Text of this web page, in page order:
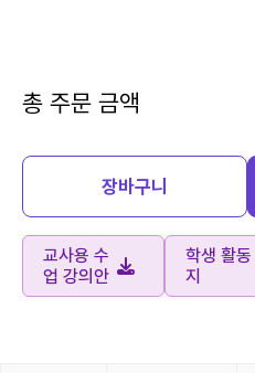
총 주문 금액
장바구니
교사용 수
업 강의안
학생 활동
지